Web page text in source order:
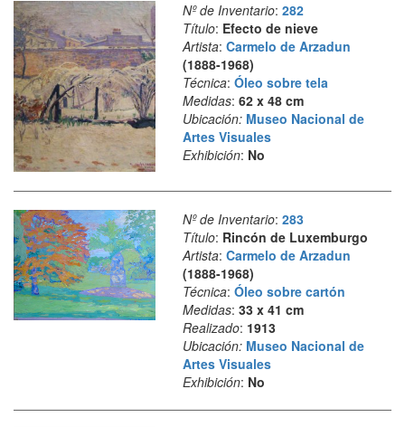
Nº de Inventario: 282
Título: Efecto de nieve
Artista: Carmelo de Arzadun
(1888-1968)
Técnica: Óleo sobre tela
Medidas: 62 x 48 cm
Ubicación: Museo Nacional de
Artes Visuales
Exhibición: No
Nº de Inventario: 283
Título: Rincón de Luxemburgo
Artista: Carmelo de Arzadun
(1888-1968)
Técnica: Óleo sobre cartón
Medidas: 33 x 41 cm
Realizado: 1913
Ubicación: Museo Nacional de
Artes Visuales
Exhibición: No